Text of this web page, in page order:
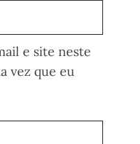
e site neste
vez que eu